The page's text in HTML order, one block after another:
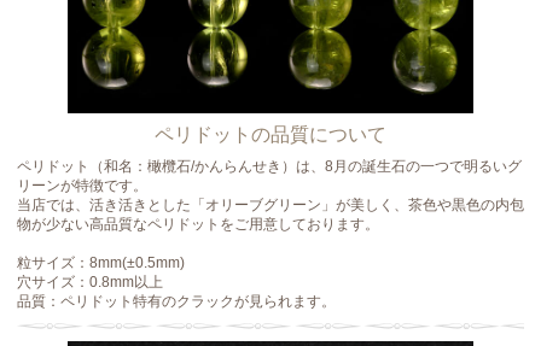
ペリドットの品質について
ペリドット（和名：橄欖石/かんらんせき）は、8月の誕生石の一つで明るいグ
リーンが特徴です。
当店では、活き活きとした「オリーブグリーン」が美しく、茶色や黒色の内包
物が少ない高品質なペリドットをご用意しております。
粒サイズ：8mm(±0.5mm)
穴サイズ：0.8mm以上
品質：ペリドット特有のクラックが見られます。